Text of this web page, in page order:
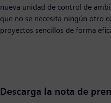
nueva unidad de control de
que no se necesita ningún otro
proyectos sencillos de forma
Descarga la nota de